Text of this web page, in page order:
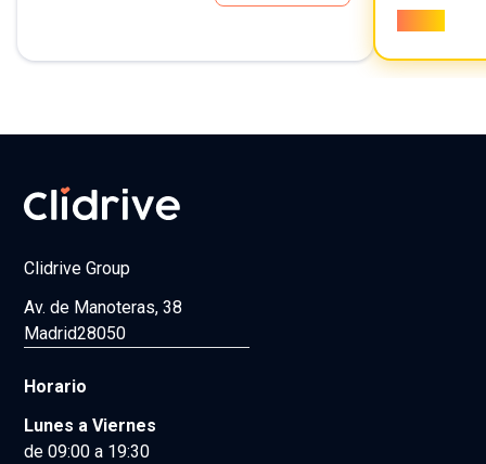
Clidrive Group
Av. de Manoteras, 38
Madrid28050
Horario
Lunes a Viernes
de 09:00 a 19:30